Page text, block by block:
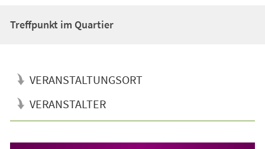
Treffpunkt im Quartier
VERANSTALTUNGSORT
VERANSTALTER